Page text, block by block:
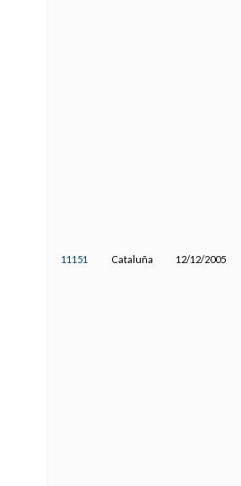
11151 Cataluña 12/12/2005